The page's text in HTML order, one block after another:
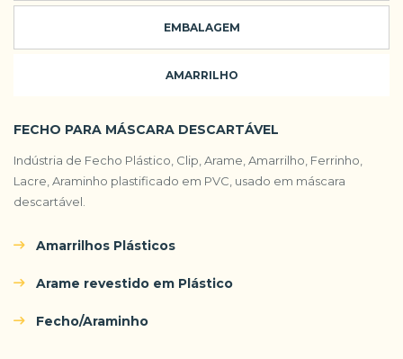
EMBALAGEM
AMARRILHO
FECHO PARA MÁSCARA DESCARTÁVEL
Indústria de Fecho Plástico, Clip, Arame, Amarrilho, Ferrinho,
Lacre, Araminho plastificado em PVC, usado em máscara
descartável.
Amarrilhos Plásticos
Arame revestido em Plástico
Fecho/Araminho